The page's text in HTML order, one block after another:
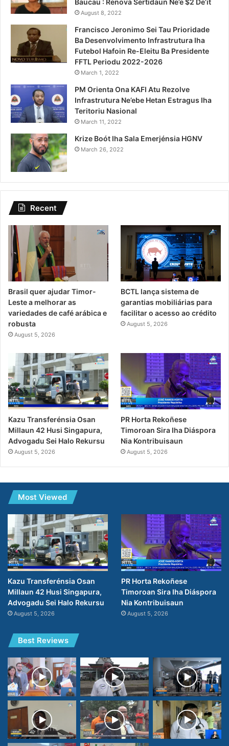
August 8, 2022
Francisco Jeronimo Sei Tau Prioridade
Ba Desenvolvimento Infrastrutura Iha
Futebol Hafoin Re-Eleitu Ba Presidente
FFTL Periodu 2022-2026
March 1, 2022
PM Orienta Ona KAFI Atu Rezolve
Infrastrutura Ne’ebe Hetan Estragus Iha
Teritoriu Nasional
March 11, 2022
Krize Boót Iha Sala Emerjénsia HGNV
March 26, 2022
Recent
Brasil quer ajudar Timor-
Leste a melhorar as
variedades de café arábica e
robusta
August 5, 2026
BCTL lança sistema de
garantias mobiliárias para
facilitar o acesso ao crédito
August 5, 2026
Kazu Transferénsia Osan
Millaun 42 Husi Singapura,
Advogadu Sei Halo Rekursu
August 5, 2026
PR Horta Rekoñese
Timoroan Sira Iha Diáspora
Nia Kontribuisaun
August 5, 2026
Most Viewed
Kazu Transferénsia Osan
Millaun 42 Husi Singapura,
Advogadu Sei Halo Rekursu
August 5, 2026
PR Horta Rekoñese
Timoroan Sira Iha Diáspora
Nia Kontribuisaun
August 5, 2026
Best Reviews